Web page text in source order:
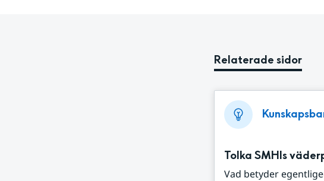
Relaterade sidor
Tolka SMHIs
Vad betyder